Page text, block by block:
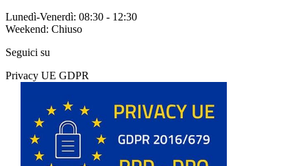
Lunedì-Venerdì: 08:30 - 12:30
Weekend: Chiuso
Seguici su
Privacy UE GDPR